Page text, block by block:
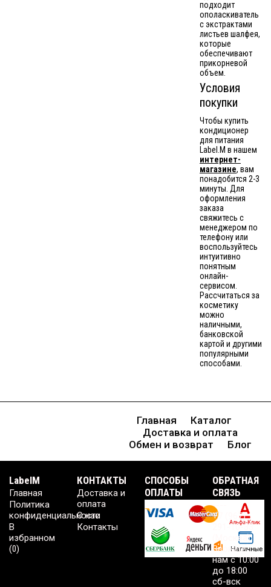
подходит
ополаскиватель
с экстрактами
листьев шалфея,
которые
обеспечивают
прикорневой
объем.
Условия
покупки
Чтобы купить
кондиционер
для питания
Label.M в нашем
интернет-
магазине, вам
понадобится 2-3
минуты. Для
оформления
заказа
свяжитесь с
менеджером по
телефону или
воспользуйтесь
интуитивно
понятным
онлайн-
сервисом.
Рассчитаться за
косметику
можно
наличными,
банковской
картой и другими
популярными
способами.
Главная
Каталог
Доставка и оплата
Обмен и возврат
Блог
LabelM
Главная
Политика
конфиденциальности
В
избранном
(0)
КОНТАКТЫ
Доставка и
оплата
О нас
Контакты
CПОСОБЫ
ОПЛАТЫ
ОБРАТНАЯ
СВЯЗЬ
----
+7 (967)
291-10-33
(Москва)
Звоните
нам с 10:00
до 18:00
сб-вск